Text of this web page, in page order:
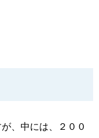
、中には、２００